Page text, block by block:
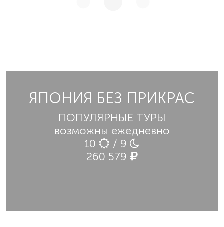
ЯПОНИЯ БЕЗ ПРИКРАС
ПОПУЛЯРНЫЕ ТУРЫ
возможны ежедневно
10
/ 9
260 579